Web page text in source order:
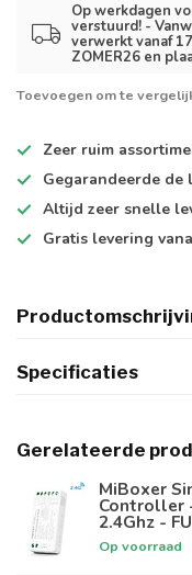
Op werkdagen
verstuurd! -
verwerkt vanaf
ZOMER26 en
Toevoegen om te
Zeer ruim
Gegarandeerde de
Altijd zeer snelle
Gratis levering
Specificaties
Gerelateerde
MiBoxer
Controller
2.4Ghz -
Op voorraad